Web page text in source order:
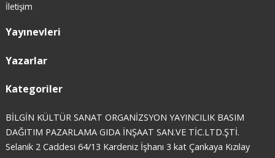
İletişim
Yayınevleri
Yazarlar
Kategoriler
BİLGİN KÜLTÜR SANAT ORGANİZSYON YAYINCILIK BASIM
DAĞITIM PAZARLAMA GIDA İNŞAAT SAN.VE TİC.LTD.ŞTİ.
Selanik 2 Caddesi 64/13 Kardeniz İşhanı 3 kat Çankaya Kızılay